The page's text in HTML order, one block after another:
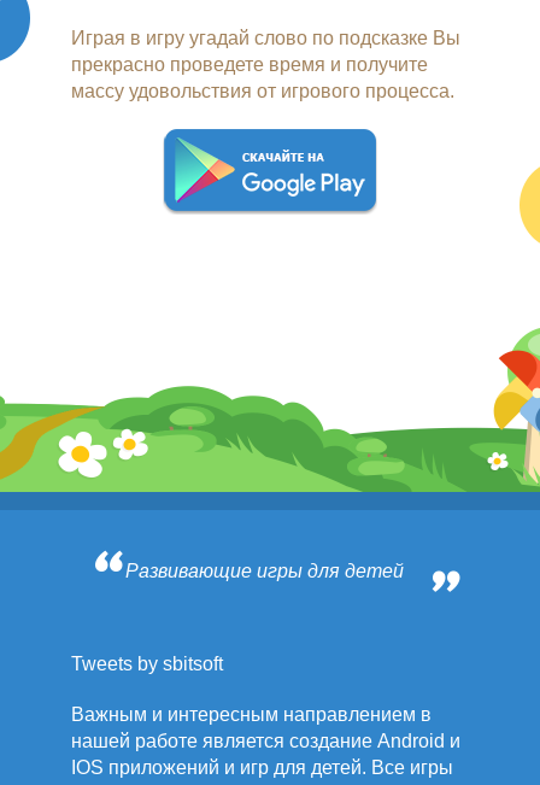
Играя в игру угадай слово по подсказке Вы
прекрасно проведете время и получите
массу удовольствия от игрового процесса.
Развивающие игры для детей
Tweets by sbitsoft
Важным и интересным направлением в
нашей работе является создание Android и
IOS приложений и игр для детей. Все игры